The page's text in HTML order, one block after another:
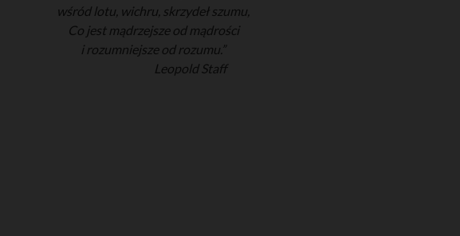
wśród lotu, wichru, skrzydeł szumu,
Co jest mądrzejsze od mądrości
i rozumniejsze od rozumu.”
Leopold Staff